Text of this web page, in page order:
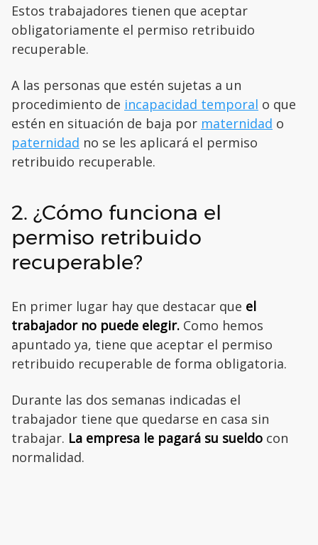
Estos trabajadores tienen que aceptar
obligatoriamente el permiso retribuido
recuperable.
A las personas que estén sujetas a un
procedimiento de incapacidad temporal o que
estén en situación de baja por maternidad o
paternidad no se les aplicará el permiso
retribuido recuperable.
2. ¿Cómo funciona el
permiso retribuido
recuperable?
En primer lugar hay que destacar que el
trabajador no puede elegir. Como hemos
apuntado ya, tiene que aceptar el permiso
retribuido recuperable de forma obligatoria.
Durante las dos semanas indicadas el
trabajador tiene que quedarse en casa sin
trabajar. La empresa le pagará su sueldo con
normalidad.